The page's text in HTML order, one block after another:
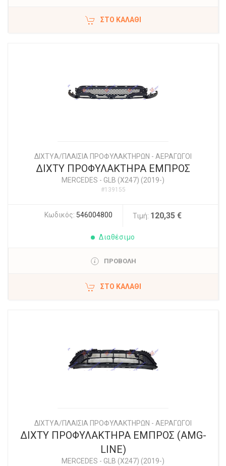
ΣΤΟ ΚΑΛΆΘΙ
ΔΙΧΤYΑ/ΠΛΑΙΣΙΑ ΠΡΟΦΥΛΑΚΤΗΡΩΝ - ΑΕΡΑΓΩΓΟΙ
ΔΙΧΤΥ ΠΡΟΦΥΛΑΚΤΗΡΑ ΕΜΠΡΟΣ
MERCEDES - GLB (X247) (2019-)
#139155
Κωδικός: 546004800 Τιμή: 120,35 €
Διαθέσιμο
ΠΡΟΒΟΛΗ
ΣΤΟ ΚΑΛΆΘΙ
ΔΙΧΤYΑ/ΠΛΑΙΣΙΑ ΠΡΟΦΥΛΑΚΤΗΡΩΝ - ΑΕΡΑΓΩΓΟΙ
ΔΙΧΤΥ ΠΡΟΦΥΛΑΚΤΗΡΑ ΕΜΠΡΟΣ (AMG-
LINE)
MERCEDES - GLB (X247) (2019-)